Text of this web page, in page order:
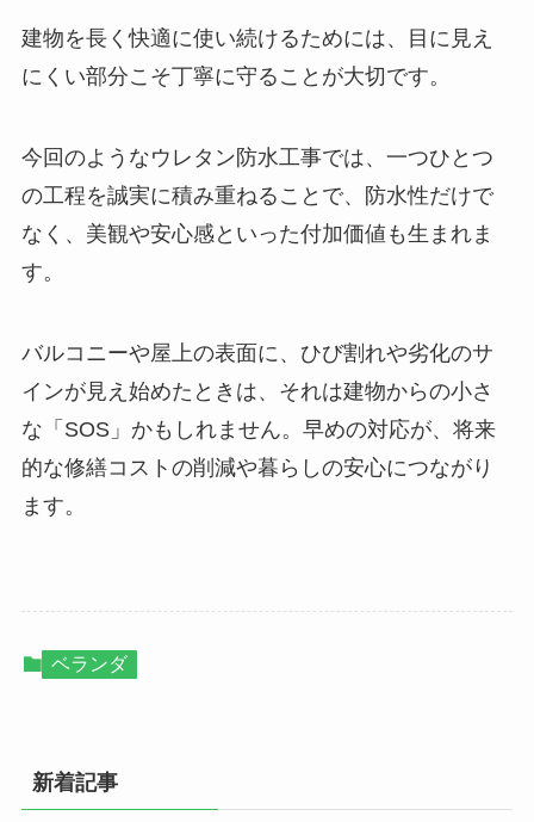
建物を長く快適に使い続けるためには、目に見え
にくい部分こそ丁寧に守ることが大切です。
今回のようなウレタン防水工事では、一つひとつ
の工程を誠実に積み重ねることで、防水性だけで
なく、美観や安心感といった付加価値も生まれま
す。
バルコニーや屋上の表面に、ひび割れや劣化のサ
インが見え始めたときは、それは建物からの小さ
な「SOS」かもしれません。早めの対応が、将来
的な修繕コストの削減や暮らしの安心につながり
ます。
ベランダ
新着記事